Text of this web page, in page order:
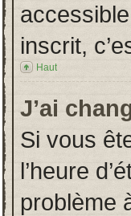
inscrit,
Haut
J’ai
Si vous
l’heure
problème